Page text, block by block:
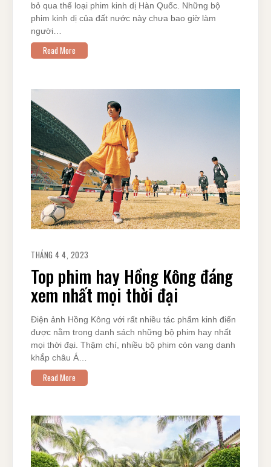
bỏ qua thể loại phim kinh dị Hàn Quốc. Những bộ
phim kinh dị của đất nước này chưa bao giờ làm
người…
Read More
THÁNG 4 4, 2023
Top phim hay Hồng Kông đáng
xem nhất mọi thời đại
Điện ảnh Hồng Kông với rất nhiều tác phẩm kinh điển
được nằm trong danh sách những bộ phim hay nhất
mọi thời đại. Thậm chí, nhiều bộ phim còn vang danh
khắp châu Á…
Read More